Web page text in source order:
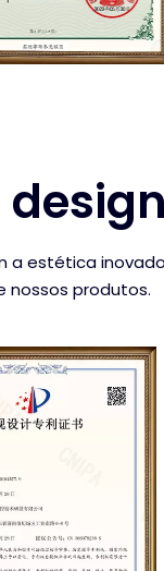
a estética
nossos produtos.